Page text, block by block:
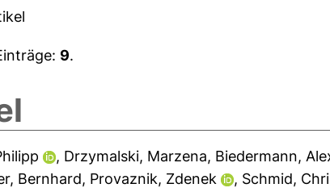
9.
, Drzymalski, Marzena, Biedermann,
Bernhard, Provaznik, Zdenek , Schmid,